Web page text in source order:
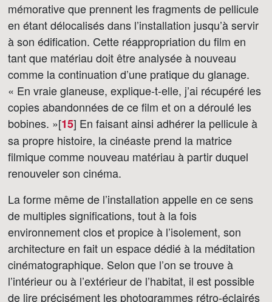
mémorative que prennent les fragments de pellicule
en étant délocalisés dans l’installation jusqu’à servir
à son édification. Cette réappropriation du film en
tant que matériau doit être analysée à nouveau
comme la continuation d’une pratique du glanage.
« En vraie glaneuse, explique-t-elle, j’ai récupéré les
copies abandonnées de ce film et on a déroulé les
bobines. »[15] En faisant ainsi adhérer la pellicule à
sa propre histoire, la cinéaste prend la matrice
filmique comme nouveau matériau à partir duquel
renouveler son cinéma.
La forme même de l’installation appelle en ce sens
de multiples significations, tout à la fois
environnement clos et propice à l’isolement, son
architecture en fait un espace dédié à la méditation
cinématographique. Selon que l’on se trouve à
l’intérieur ou à l’extérieur de l’habitat, il est possible
de lire précisément les photogrammes rétro-éclairés